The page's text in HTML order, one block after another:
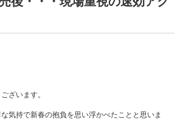
ざいます。
気持で新春の抱負を思い浮かべたことと思いま